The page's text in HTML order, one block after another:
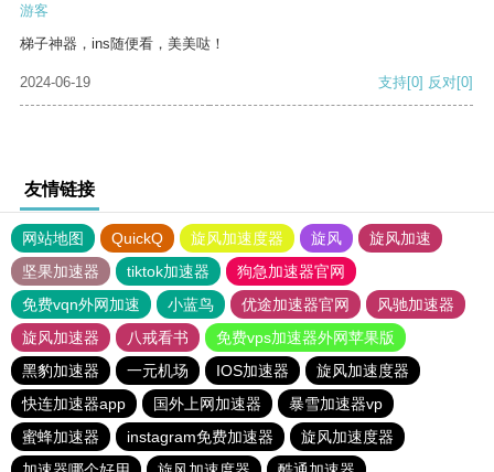
游客
梯子神器，ins随便看，美美哒！
2024-06-19 支持[0] 反对[0]
友情链接
网站地图 QuickQ 旋风加速度器 旋风
旋风加速
坚果加速器
tiktok加速器
狗急加速器官网
免费vqn外网加速
小蓝鸟 优途加速器官网
风驰加速器
旋风加速器
八戒看书
免费vps加速器外网苹果版
黑豹加速器
一元机场 IOS加速器
旋风加速度器
快连加速器app
国外上网加速器
暴雪加速器vp
蜜蜂加速器
instagram免费加速器
旋风加速度器